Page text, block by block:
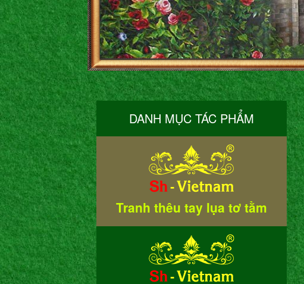
DANH MỤC TÁC PHẨM
Tranh thêu tay lụa tơ tằm